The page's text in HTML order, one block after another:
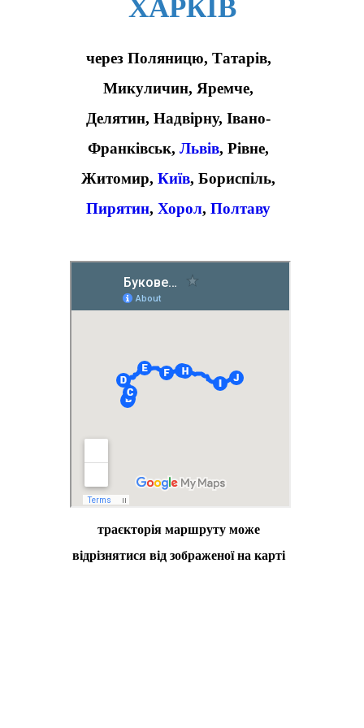
ХАРКІВ
через Поляницю, Татарів,
Микуличин, Яремче,
Делятин, Надвірну, Івано-
Франківськ,Львів, Рівне,
Житомир,Київ, Бориспіль,
Пирятин,Хорол,Полтаву
траєкторія маршруту може
відрізнятися від зображеної на карті